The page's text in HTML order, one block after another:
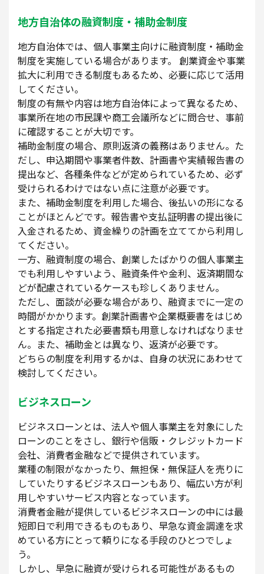
地方自治体の融資制度・補助金制度
地方自治体では、個人事業主向けに融資制度・補助金
制度を実施している場合があります。 創業資金や事業
拡大に利用できる制度もあるため、必要に応じて活用
してください。
制度の有無や内容は地方自治体によって異なるため、
事業所在地の市民課や商工会議所などに問合せ、事前
に確認することが大切です。
補助金制度の場合、原則返済の義務はありません。た
だし、申込期間や事業者件数、計画書や実績報告書の
提出など、各種条件などが定められているため、必ず
受けられるわけではない点に注意が必要です。
また、補助金制度を利用した場合、後払いの形になる
ことがほとんどです。報告書や支払証明書の提出後に
入金されるため、資金繰りの計画を立ててから利用し
てください。
一方、融資制度の場合、創業したばかりの個人事業主
でも利用しやすいよう、融資条件や金利、返済期間な
どが配慮されているケースも珍しくありません。
ただし、面談が必要な場合があり、融資までに一定の
時間がかかります。創業計画書や企業概要書をはじめ
とする指定された必要書類も用意しなければなりませ
ん。また、補助金とは異なり、返済が必要です。
どちらの制度を利用するかは、自身の状況にあわせて
検討してください。
ビジネスローン
ビジネスローンとは、法人や個人事業主を対象にした
ローンのことをさし、銀行や信販・クレジットカード
会社、消費者金融などで提供されています。
業種の制限がなかったり、無担保・無保証人を売りに
していたりするビジネスローンもあり、幅広い方が利
用しやすいサービス内容となっています。
消費者金融が提供しているビジネスローンの中には最
短即日で利用できるものもあり、早急な資金調達を求
めている方にとって頼りになる手段のひとつでしょ
う。
しかし、早急に融資が受けられる可能性があるもの